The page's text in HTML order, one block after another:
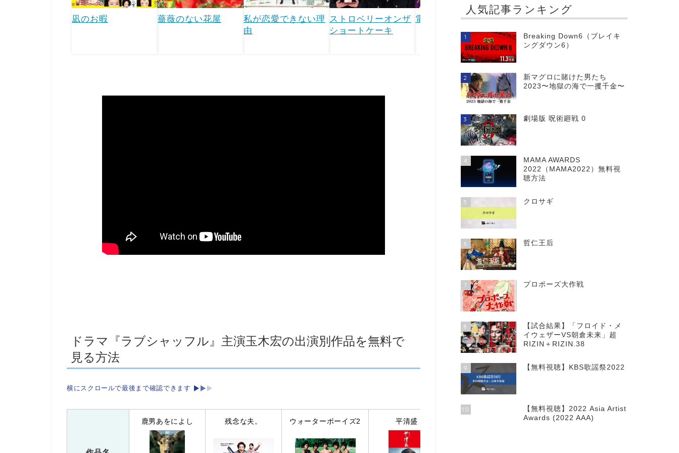
凪のお暇 薔薇のない花屋
私が恋愛できない理
由
ストロベリーオンザ
ショートケーキ
電車男
SUMMER
ド）
蜜の味〜A Taste Of
Honey〜
ドラマ『ラブシャッフル』主演玉木宏の出演別作品を無料で
見る方法
横にスクロールで最後まで確認できます
鹿男あをによし 残念な夫。 ウォーターボーイズ2 平清盛 盗まれた顔〜ミアタリ捜査班〜 だから殺せなかった
人気記事ランキング
1
Breaking Down6（ブレイキ
ングダウン6）
2
新マグロに賭けた男たち
2023〜地獄の海で一攫千金〜
3 劇場版 呪術廻戦 0
4
MAMA AWARDS
2022（MAMA2022）無料視
聴方法
5 クロサギ
6 哲仁王后
7 プロポーズ大作戦
8
【試合結果】「フロイド・メ
イウェザーVS朝倉未来」超
RIZIN＋RIZIN.38
9 【無料視聴】KBS歌謡祭2022
10
【無料視聴】2022 Asia Artist
Awards (2022 AAA)